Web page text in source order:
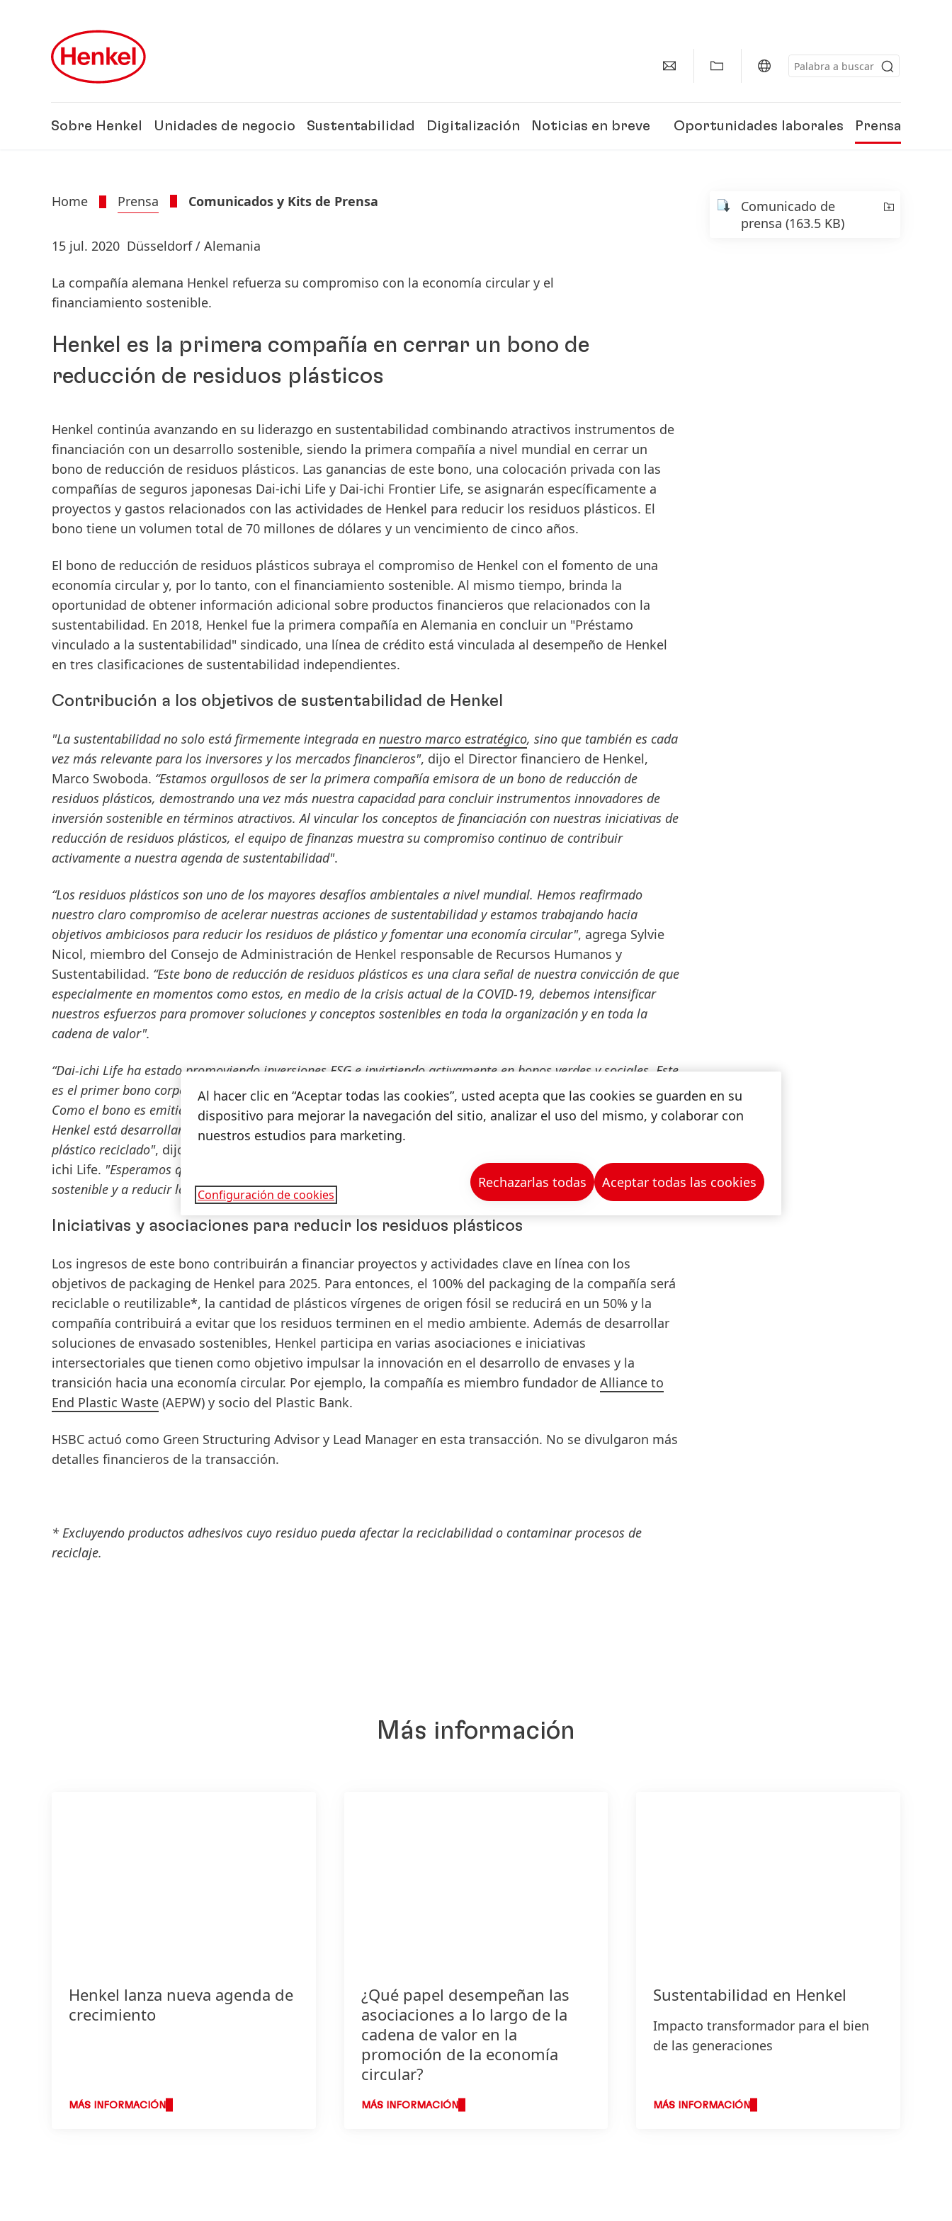
Sobre Henkel Unidades de negocio Sustentabilidad Digitalización Noticias en breve Oportunidades laborales Prensa
Home Prensa Comunicados y Kits de Prensa
15 jul. 2020 Düsseldorf / Alemania
La compañía alemana Henkel refuerza su compromiso con la economía circular y el
financiamiento sostenible.
Henkel es la primera compañía en cerrar un bono de
reducción de residuos plásticos
Henkel continúa avanzando en su liderazgo en sustentabilidad combinando atractivos instrumentos de
financiación con un desarrollo sostenible, siendo la primera compañía a nivel mundial en cerrar un
bono de reducción de residuos plásticos. Las ganancias de este bono, una colocación privada con las
compañías de seguros japonesas Dai-ichi Life y Dai-ichi Frontier Life, se asignarán específicamente a
proyectos y gastos relacionados con las actividades de Henkel para reducir los residuos plásticos. El
bono tiene un volumen total de 70 millones de dólares y un vencimiento de cinco años.
El bono de reducción de residuos plásticos subraya el compromiso de Henkel con el fomento de una
economía circular y, por lo tanto, con el financiamiento sostenible. Al mismo tiempo, brinda la
oportunidad de obtener información adicional sobre productos financieros que relacionados con la
sustentabilidad. En 2018, Henkel fue la primera compañía en Alemania en concluir un "Préstamo
vinculado a la sustentabilidad" sindicado, una línea de crédito está vinculada al desempeño de Henkel
en tres clasificaciones de sustentabilidad independientes.
Contribución a los objetivos de sustentabilidad de Henkel
"La sustentabilidad no solo está firmemente integrada en nuestro marco estratégico, sino que también es cada
vez más relevante para los inversores y los mercados financieros", dijo el Director financiero de Henkel,
Marco Swoboda. “Estamos orgullosos de ser la primera compañía emisora de un bono de reducción de
residuos plásticos, demostrando una vez más nuestra capacidad para concluir instrumentos innovadores de
inversión sostenible en términos atractivos. Al vincular los conceptos de financiación con nuestras iniciativas de
reducción de residuos plásticos, el equipo de finanzas muestra su compromiso continuo de contribuir
activamente a nuestra agenda de sustentabilidad".
“Los residuos plásticos son uno de los mayores desafíos ambientales a nivel mundial. Hemos reafirmado
nuestro claro compromiso de acelerar nuestras acciones de sustentabilidad y estamos trabajando hacia
objetivos ambiciosos para reducir los residuos de plástico y fomentar una economía circular", agrega Sylvie
Nicol, miembro del Consejo de Administración de Henkel responsable de Recursos Humanos y
Sustentabilidad. “Este bono de reducción de residuos plásticos es una clara señal de nuestra convicción de que
especialmente en momentos como estos, en medio de la crisis actual de la COVID-19, debemos intensificar
nuestros esfuerzos para promover soluciones y conceptos sostenibles en toda la organización y en toda la
cadena de valor".
“Dai-ichi Life ha estado promoviendo inversiones ESG e invirtiendo activamente en bonos verdes y sociales. Este
es el primer bono corporativo con ingresos exclusivamente destinados a la reducción de residuos plásticos.
Como el bono es emitido por un fabricante, el impacto va directamente a la cadena de suministro donde
Henkel está desarrollando soluciones de embalaje más sostenibles, por ejemplo, al aumentar la cantidad de
plástico reciclado", dijo Kenjiro Okazaki, General Manager, Global Fixed Income Investment Dept. en Dai-
ichi Life. "Esperamos que el bono de reducción de residuos plásticos contribuya a fomentar una economía
sostenible y a reducir los residuos plásticos".
Iniciativas y asociaciones para reducir los residuos plásticos
Los ingresos de este bono contribuirán a financiar proyectos y actividades clave en línea con los
objetivos de packaging de Henkel para 2025. Para entonces, el 100% del packaging de la compañía será
reciclable o reutilizable*, la cantidad de plásticos vírgenes de origen fósil se reducirá en un 50% y la
compañía contribuirá a evitar que los residuos terminen en el medio ambiente. Además de desarrollar
soluciones de envasado sostenibles, Henkel participa en varias asociaciones e iniciativas
intersectoriales que tienen como objetivo impulsar la innovación en el desarrollo de envases y la
transición hacia una economía circular. Por ejemplo, la compañía es miembro fundador de Alliance to
End Plastic Waste (AEPW) y socio del Plastic Bank.
HSBC actuó como Green Structuring Advisor y Lead Manager en esta transacción. No se divulgaron más
detalles financieros de la transacción.
* Excluyendo productos adhesivos cuyo residuo pueda afectar la reciclabilidad o contaminar procesos de
reciclaje.
Comunicado de
prensa (163.5 KB)
Más información
Henkel lanza nueva agenda de
crecimiento
MÁS INFORMACIÓN
¿Qué papel desempeñan las
asociaciones a lo largo de la
cadena de valor en la
promoción de la economía
circular?
MÁS INFORMACIÓN
Sustentabilidad en Henkel
Impacto transformador para el bien
de las generaciones
MÁS INFORMACIÓN
Al hacer clic en “Aceptar todas las cookies”, usted acepta que las cookies se guarden en su
dispositivo para mejorar la navegación del sitio, analizar el uso del mismo, y colaborar con
nuestros estudios para marketing.
Configuración de cookies
Rechazarlas todas Aceptar todas las cookies